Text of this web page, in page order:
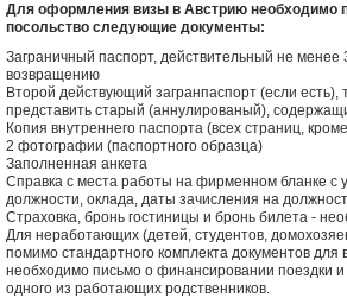
Для оформления визы в Австрию необходимо
посольство следующие документы:
Заграничный паспорт, действительный не менее
возвращению
Второй действующий загранпаспорт (если есть),
представить старый (аннулированый),
Копия внутреннего паспорта (всех страниц,
2 фотографии (паспортного образца)
Заполненная анкета
Справка с места работы на фирменном бланке с
должности, оклада, даты зачисления на
Страховка, бронь гостиницы и бронь билета -
Для неработающих (детей, студентов,
помимо стандартного комплекта документов для
необходимо письмо о финансировании поездки и
одного из работающих родственников.